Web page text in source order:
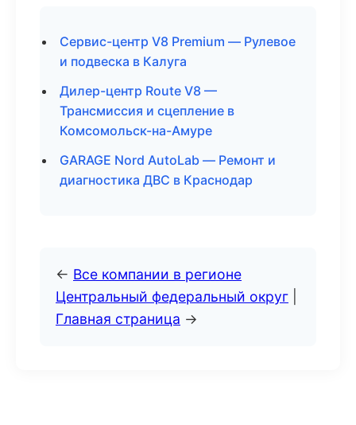
Сервис-центр V8 Premium — Рулевое
и подвеска в Калуга
Дилер-центр Route V8 —
Трансмиссия и сцепление в
Комсомольск-на-Амуре
GARAGE Nord AutoLab — Ремонт и
диагностика ДВС в Краснодар
← Все компании в регионе
Центральный федеральный округ
Главная страница →